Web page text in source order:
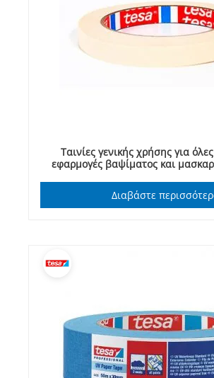
Ταινίες γενικής χρήσης για
εφαρμογές βαψίματος και
Διαβάστε